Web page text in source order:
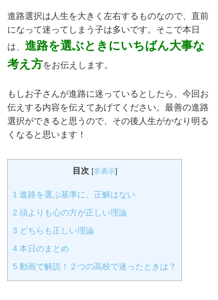
進路選択は人生を大きく左右するものなので、直前
になって迷ってしまう子は多いです。そこで本日
は、 進路を選ぶときにいちばん大事な
考え方をお伝えします。
もしお子さんが進路に迷っているとしたら、今回お
伝えする内容を伝えてあげてください。最善の進路
選択ができると思うので、その後人生がかなり明る
くなると思います！
目次 [非表示]
1 進路を選ぶ基準に、正解はない
2 頭よりも心の方が正しい理論
3 どちらも正しい理論
4 本日のまとめ
5 動画で解説！２つの高校で迷ったときは？